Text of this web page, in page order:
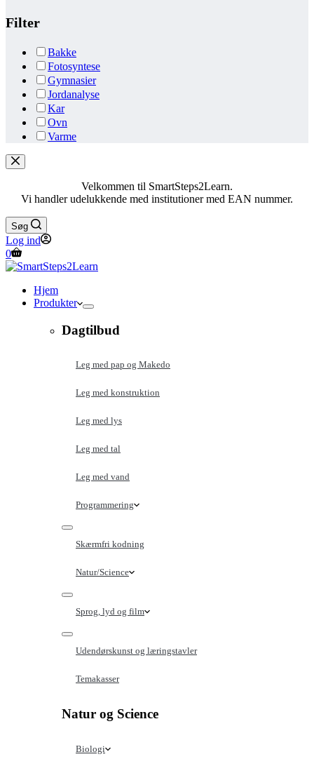
Filter
Bakke
Fotosyntese
Gymnasier
Jordanalyse
Kar
Ovn
Varme
Velkommen til SmartSteps2Learn.
Vi handler udelukkende med institutioner med EAN nummer.
Søg
Log ind
Indkøbskurv
0
Hjem
Produkter
Dagtilbud
Leg med pap og Makedo
Leg med konstruktion
Leg med lys
Leg med tal
Leg med vand
Programmering
Skærmfri kodning
Natur/Science
Sprog, lyd og film
Udendørskunst og læringstavler
Temakasser
Natur og Science
Biologi